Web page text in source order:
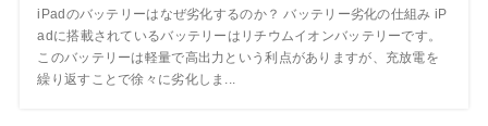
iPadのバッテリーはなぜ劣化するのか？ バッテリー劣化の仕組み iP
adに搭載されているバッテリーはリチウムイオンバッテリーです。
このバッテリーは軽量で高出力という利点がありますが、充放電を
繰り返すことで徐々に劣化しま...